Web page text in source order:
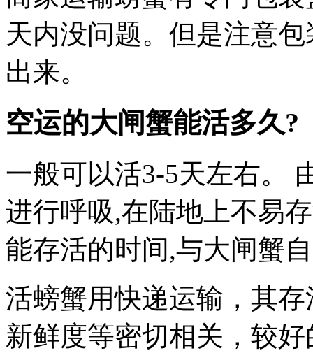
天内没问题。但是注意
出来。
空运的大闸蟹能活多久?
一般可以活3-5天左右。
进行呼吸,在陆地上不易
能存活的时间,与大闸蟹
活螃蟹用快递运输，其
新鲜度等密切相关，较